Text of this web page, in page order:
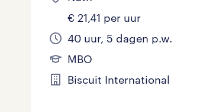
Engineering
ICT
Logistiek 0
MBO, HAVO, VWO
VMBO/MAVO
toon 3 resultaten
toon 3 resultaten
€ 21,41 per uur
40 uur, 5 dagen p.w.
MBO
Biscuit International